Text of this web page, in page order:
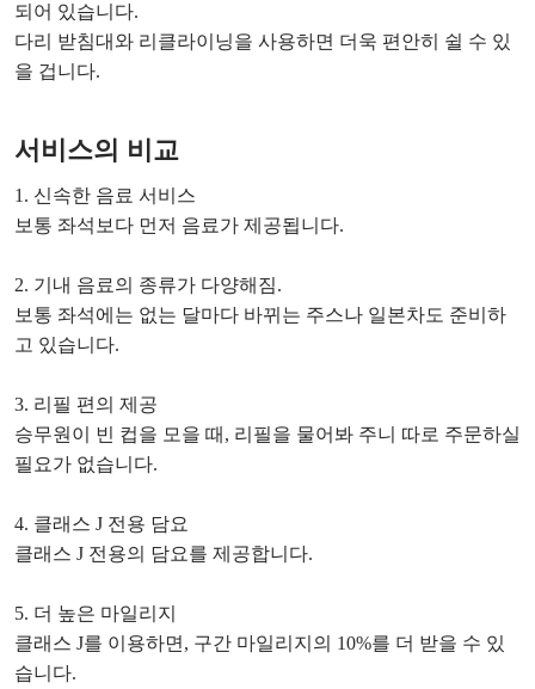
되어 있습니다.
다리 받침대와 리클라이닝을 사용하면 더욱 편안히 쉴 수 있
을 겁니다.
서비스의 비교
1. 신속한 음료 서비스
보통 좌석보다 먼저 음료가 제공됩니다.
2. 기내 음료의 종류가 다양해짐.
보통 좌석에는 없는 달마다 바뀌는 주스나 일본차도 준비하
고 있습니다.
3. 리필 편의 제공
승무원이 빈 컵을 모을 때, 리필을 물어봐 주니 따로 주문하실
필요가 없습니다.
4. 클래스 J 전용 담요
클래스 J 전용의 담요를 제공합니다.
5. 더 높은 마일리지
클래스 J를 이용하면, 구간 마일리지의 10%를 더 받을 수 있
습니다.